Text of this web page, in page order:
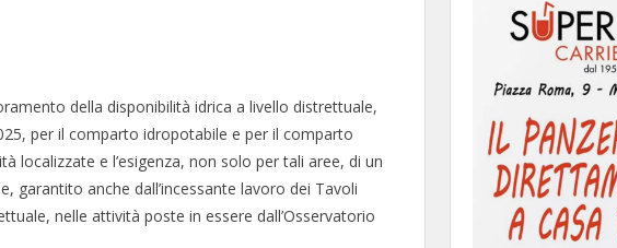
della disponibilità idrica a livello distrettuale,
per il comparto idropotabile e per il comparto
localizzate e l’esigenza, non solo per tali aree, di un
garantito anche dall’incessante lavoro dei Tavoli
nelle attività poste in essere dall’Osservatorio